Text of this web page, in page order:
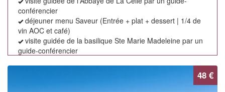
conférencier
déjeuner menu Saveur (Entrée + plat + dessert | 1/4 de
vin AOC et café)
visite guidée de la basilique Ste Marie Madeleine par un
guide-conférencier
48 €